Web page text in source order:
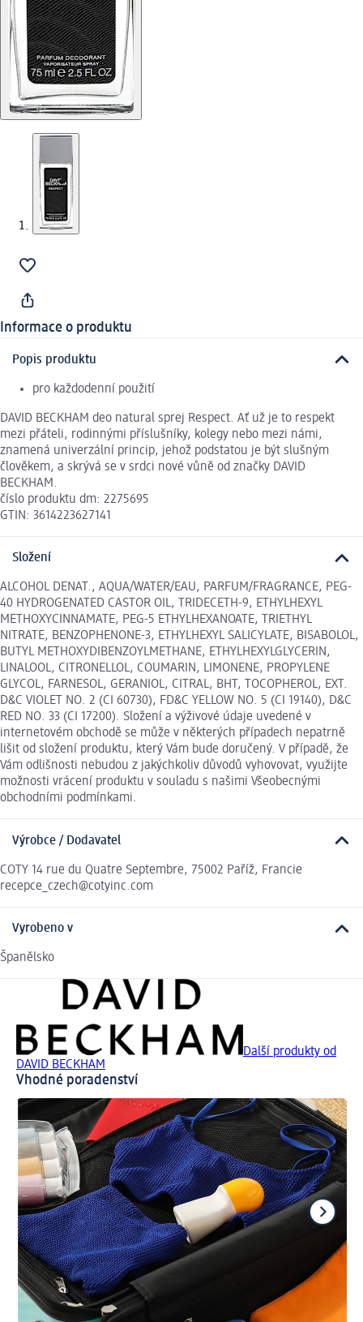
Informace o produktu
Popis produktu
pro každodenní použití
DAVID BECKHAM deo natural sprej Respect. Ať už je to respekt
mezi přáteli, rodinnými příslušníky, kolegy nebo mezi námi,
znamená univerzální princip, jehož podstatou je být slušným
člověkem, a skrývá se v srdci nové vůně od značky DAVID
BECKHAM.
číslo produktu dm: 2275695
GTIN: 3614223627141
Složení
ALCOHOL DENAT., AQUA/WATER/EAU, PARFUM/FRAGRANCE, PEG-
40 HYDROGENATED CASTOR OIL, TRIDECETH-9, ETHYLHEXYL
METHOXYCINNAMATE, PEG-5 ETHYLHEXANOATE, TRIETHYL
NITRATE, BENZOPHENONE-3, ETHYLHEXYL SALICYLATE, BISABOLOL,
BUTYL METHOXYDIBENZOYLMETHANE, ETHYLHEXYLGLYCERIN,
LINALOOL, CITRONELLOL, COUMARIN, LIMONENE, PROPYLENE
GLYCOL, FARNESOL, GERANIOL, CITRAL, BHT, TOCOPHEROL, EXT.
D&C VIOLET NO. 2 (CI 60730), FD&C YELLOW NO. 5 (CI 19140), D&C
RED NO. 33 (CI 17200). Složení a výživové údaje uvedené v
internetovém obchodě se může v některých případech nepatrně
lišit od složení produktu, který Vám bude doručený. V případě, že
Vám odlišnosti nebudou z jakýchkoliv důvodů vyhovovat, využijte
možnosti vrácení produktu v souladu s našimi Všeobecnými
obchodními podmínkami.
Výrobce / Dodavatel
COTY 14 rue du Quatre Septembre, 75002 Paříž, Francie
recepce_czech@cotyinc.com
Vyrobeno v
Španělsko
Další produkty od
DAVID BECKHAM
Vhodné poradenství